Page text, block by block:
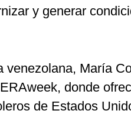
y generar
venezolana, María
donde
de Estados